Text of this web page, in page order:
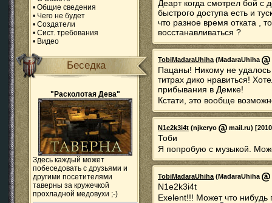
• Общие сведения
• Чего не будет
• Создатели
• Сист. требования
• Видео
Беседка
"Расколотая Дева"
Здесь каждый может
побеседовать с друзьями и
другими посетителями
таверны за кружечкой
прохладной медовухи ;-)
Деарт когда смотрел бой с
быстрого доступа есть и
что разное время отката ,
восстанавливаться ?
TobiMadaraUhiha(MadaraUhiha
Пацаны! Никому не удалось
титрах дико нравиться!
прибывания в Демке!
Кстати, это вообще
N1e2k3i4t (njkeryo mail.ru)
Тоби
Я попробую с музыкой.
TobiMadaraUhiha(MadaraUhiha
N1e2k3i4t
Exelent!!! Может что нибудь